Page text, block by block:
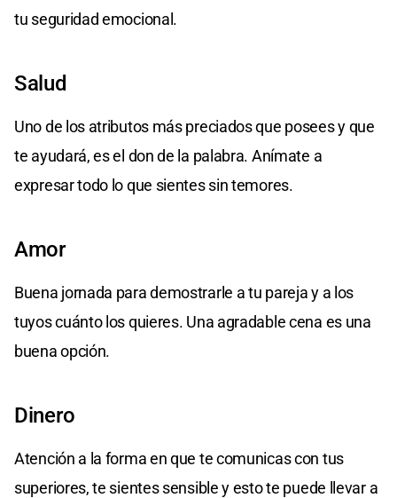
tu seguridad emocional.
Salud
Uno de los atributos más preciados que posees y que
te ayudará, es el don de la palabra. Anímate a
expresar todo lo que sientes sin temores.
Amor
Buena jornada para demostrarle a tu pareja y a los
tuyos cuánto los quieres. Una agradable cena es una
buena opción.
Dinero
Atención a la forma en que te comunicas con tus
superiores, te sientes sensible y esto te puede llevar a